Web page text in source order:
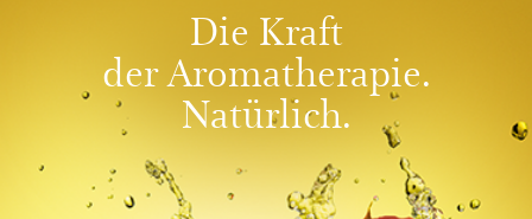
Die Kraft
der Aromatherapie.
Natürlich.